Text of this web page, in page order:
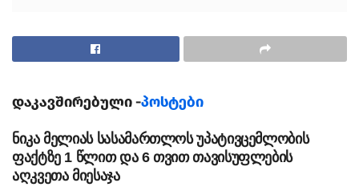
დაკავშირებული -პოსტები
ნიკა მელიას სასამართლოს უპატივცემლობის
ფაქტზე 1 წლით და 6 თვით თავისუფლების
აღკვეთა მიესაჯა